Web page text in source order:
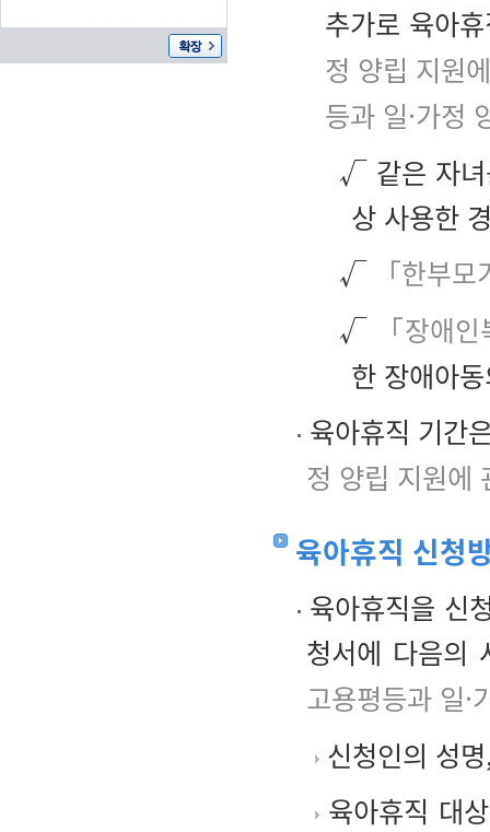
추가로 육아
정 양립 지원
등과 일·가정
√ 같은 자녀
상 사용한
√ 「한부
√
「장애
한 장애아
육아휴직 기간
정 양립 지원에
육아휴직 신청
육아휴직을 신
청서에 다음의
고용평등과 일
신청인의 성
육아휴직 대